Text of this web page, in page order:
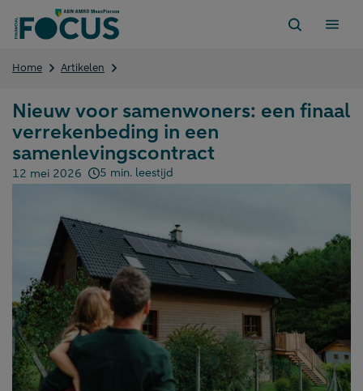
naar
Home Artikelen
een
finaal
verrekenbeding
in
een
Nieuw voor samenwoners: een finaal
verrekenbeding in een
samenlevingscontract
Gepubliceerd op:
12 mei 2026 5 min. leestijd